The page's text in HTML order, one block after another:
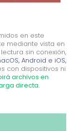
en este
mediante vista en
sin conexión,
Android e iOS,
con dispositivos ni
archivos en
directa.